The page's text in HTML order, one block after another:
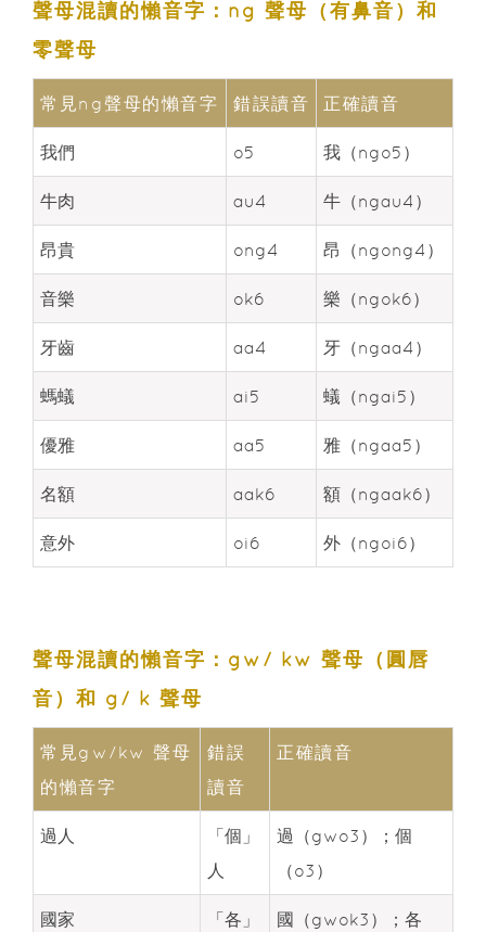
聲母混讀的懶音字：ng 聲母（有鼻音）和
零聲母
常見ng聲母的懶音字 錯誤讀音 正確讀音
我們 o5 我（ngo5）
牛肉 au4 牛（ngau4）
昂貴 ong4 昂（ngong4）
音樂 ok6 樂（ngok6）
牙齒 aa4 牙（ngaa4）
螞蟻 ai5 蟻（ngai5）
優雅 aa5 雅（ngaa5）
名額 aak6 額（ngaak6）
意外 oi6 外（ngoi6）
聲母混讀的懶音字：gw/ kw 聲母（圓唇
音）和 g/ k 聲母
常見gw/kw 聲母
的懶音字
錯誤
讀音
正確讀音
過人
「個」
人
過（gwo3）；個
（o3）
國家 「各」 國（gwok3）；各